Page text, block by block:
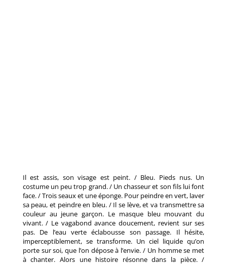
Il est assis, son visage est peint. / Bleu. Pieds nus. Un
costume un peu trop grand. / Un chasseur et son fils lui font
face. / Trois seaux et une éponge. Pour peindre en vert, laver
sa peau, et peindre en bleu. / Il se lève, et va transmettre sa
couleur au jeune garçon. Le masque bleu mouvant du
vivant. / Le vagabond avance doucement, revient sur ses
pas. De l’eau verte éclabousse son passage. Il hésite,
imperceptiblement, se transforme. Un ciel liquide qu’on
porte sur soi, que l’on dépose à l’envie. / Un homme se met
à chanter. Alors une histoire résonne dans la pièce. /